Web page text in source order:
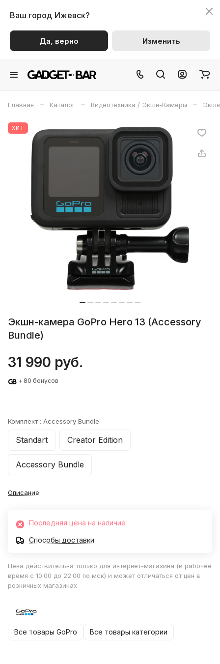
Ваш город Ижевск?
Да, верно Изменить
Главная – Каталог – Видеотехника / Экшн-Камеры –
ХИТ
Экшн-камера GoPro Hero 13 (Accessory
Bundle)
31 990 руб.
+ 80 бонусов
Комплект : Accessory Bundle
Standart Creator Edition
Accessory Bundle
Описание
Последняя цена на наличие
Способы доставки
Цена действительна только для интернет-магазина (в рабочее
время с 10:00 до 22:00 по мск) и может отличаться от цен в
розничных магазинах
Все товары GoPro Все товары категории